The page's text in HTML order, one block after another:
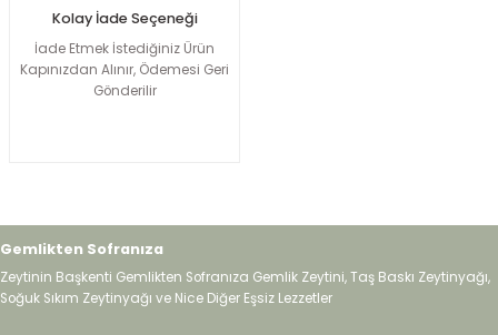
Kolay İade Seçeneği
İade Etmek İstediğiniz Ürün
Kapınızdan Alınır, Ödemesi Geri
Gönderilir
Gemlikten Sofranıza
Zeytinin Başkenti Gemlikten Sofranıza Gemlik Zeytini, Taş Baskı Zeytinyağı,
Soğuk Sıkım Zeytinyağı ve Nice Diğer Eşsiz Lezzetler